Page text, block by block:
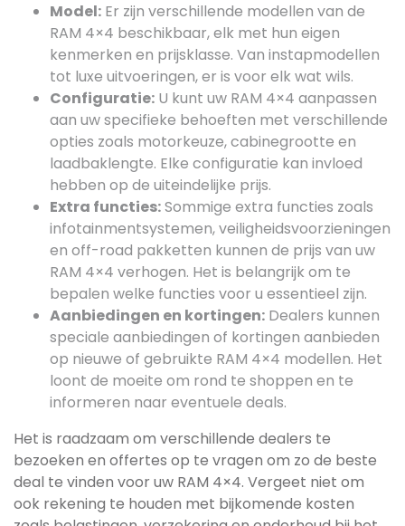
Model: Er zijn verschillende modellen van de
RAM 4×4 beschikbaar, elk met hun eigen
kenmerken en prijsklasse. Van instapmodellen
tot luxe uitvoeringen, er is voor elk wat wils.
Configuratie: U kunt uw RAM 4×4 aanpassen
aan uw specifieke behoeften met verschillende
opties zoals motorkeuze, cabinegrootte en
laadbaklengte. Elke configuratie kan invloed
hebben op de uiteindelijke prijs.
Extra functies:Sommige extra functies zoals
infotainmentsystemen, veiligheidsvoorzieningen
en off-road pakketten kunnen de prijs van uw
RAM 4×4 verhogen. Het is belangrijk om te
bepalen welke functies voor u essentieel zijn.
Aanbiedingen en kortingen: Dealers kunnen
speciale aanbiedingen of kortingen aanbieden
op nieuwe of gebruikte RAM 4×4 modellen. Het
loont de moeite om rond te shoppen en te
informeren naar eventuele deals.
Het is raadzaam om verschillende dealers te
bezoeken en offertes op te vragen om zo de beste
deal te vinden voor uw RAM 4×4. Vergeet niet om
ook rekening te houden met bijkomende kosten